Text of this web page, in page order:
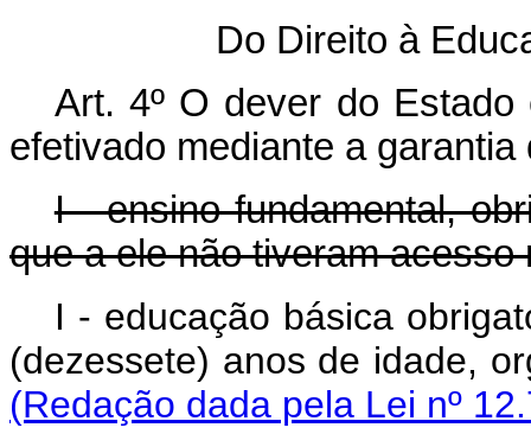
Do Direito à
Art. 4º O dever do
efetivado mediante a garantia
I - ensino fundamental,
que a ele não tiveram acesso
I - educação básica
(dezessete) anos de
(Redação dada pela Lei nº